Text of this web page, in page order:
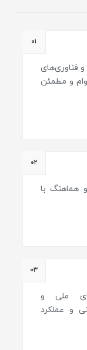
۰۱
و فناوری‌های
و مطمئن
۰۲
هماهنگ با
۰۳
ملی و
و عملکرد